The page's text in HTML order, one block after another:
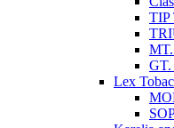
TIP
GT.
Lex